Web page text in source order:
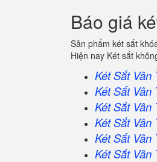
Báo giá
Sản phẩm két sắt
Hiện nay Két sắt
Két Sắt Vân
Két Sắt Vân
Két Sắt Vân
Két Sắt Vân
Két Sắt Vân
Két Sắt Vân